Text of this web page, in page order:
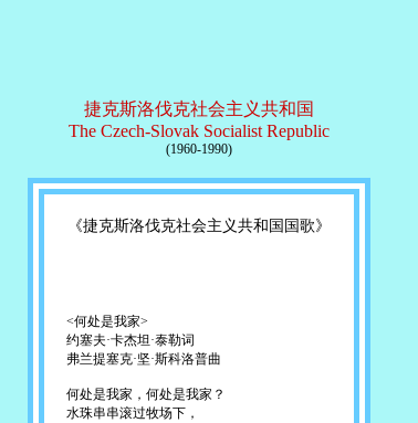
捷克斯洛伐克社会主义共和国
The Czech-Slovak Socialist Republic
(1960-1990)
《捷克斯洛伐克社会主义共和国国歌》
<何处是我家>
约塞夫·卡杰坦·泰勒词
弗兰提塞克·坚·斯科洛普曲
何处是我家，何处是我家？
水珠串串滚过牧场下，